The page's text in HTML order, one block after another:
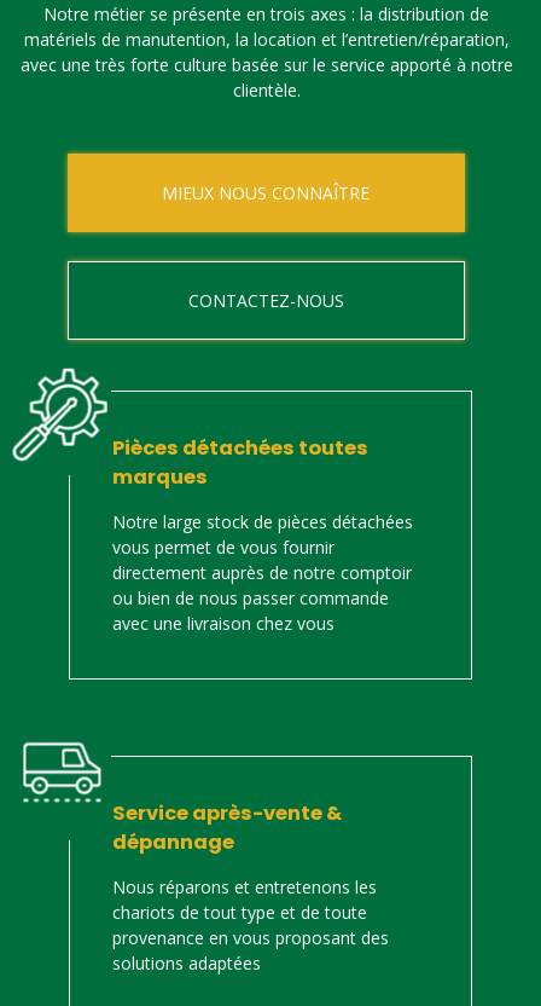
Notre métier se présente en trois axes : la distribution de
matériels de manutention, la location et l’entretien/réparation,
avec une très forte culture basée sur le service apporté à notre
clientèle.
MIEUX NOUS CONNAÎTRE
CONTACTEZ-NOUS
Pièces détachées toutes
marques
Notre large stock de pièces détachées
vous permet de vous fournir
directement auprès de notre comptoir
ou bien de nous passer commande
avec une livraison chez vous
Service après-vente &
dépannage
Nous réparons et entretenons les
chariots de tout type et de toute
provenance en vous proposant des
solutions adaptées